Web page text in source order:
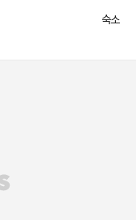
숙소